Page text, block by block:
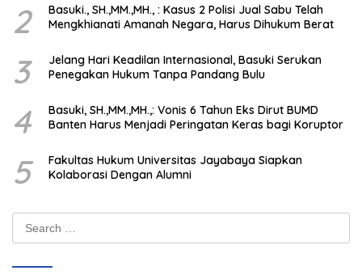
2
Basuki., SH.,MM.,MH., : Kasus 2 Polisi Jual Sabu Telah
Mengkhianati Amanah Negara, Harus Dihukum Berat
3
Jelang Hari Keadilan Internasional, Basuki Serukan
Penegakan Hukum Tanpa Pandang Bulu
4
Basuki, SH.,MM.,MH.,: Vonis 6 Tahun Eks Dirut BUMD
Banten Harus Menjadi Peringatan Keras bagi Koruptor
5
Fakultas Hukum Universitas Jayabaya Siapkan
Kolaborasi Dengan Alumni
Search
for: